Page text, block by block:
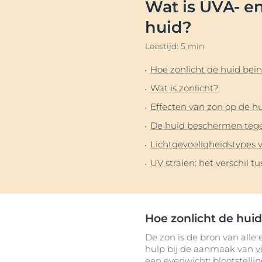
Wat is UVA-
huid?
Leestijd: 5 min
Hoe zonlicht de huid
Wat is zonlicht?
Effecten van zon op de
De huid beschermen
Lichtgevoeligheidstypes
UV stralen: het verschil
Hoe zonlicht de
De zon is de bron van
hulp bij de aanmaak van